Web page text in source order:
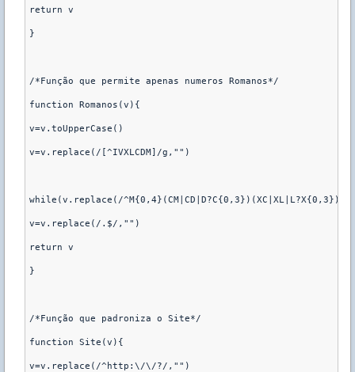
return v
}
/*Função que permite apenas numeros Romanos*/
function Romanos(v){
v=v.toUpperCase()
v=v.replace(/[^IVXLCDM]/g,"")
while(v.replace(/
v=v.replace(/.$/,"")
return v
}
/*Função que padroniza o Site*/
function Site(v){
v=v.replace(/^http:\/\/?/,"")